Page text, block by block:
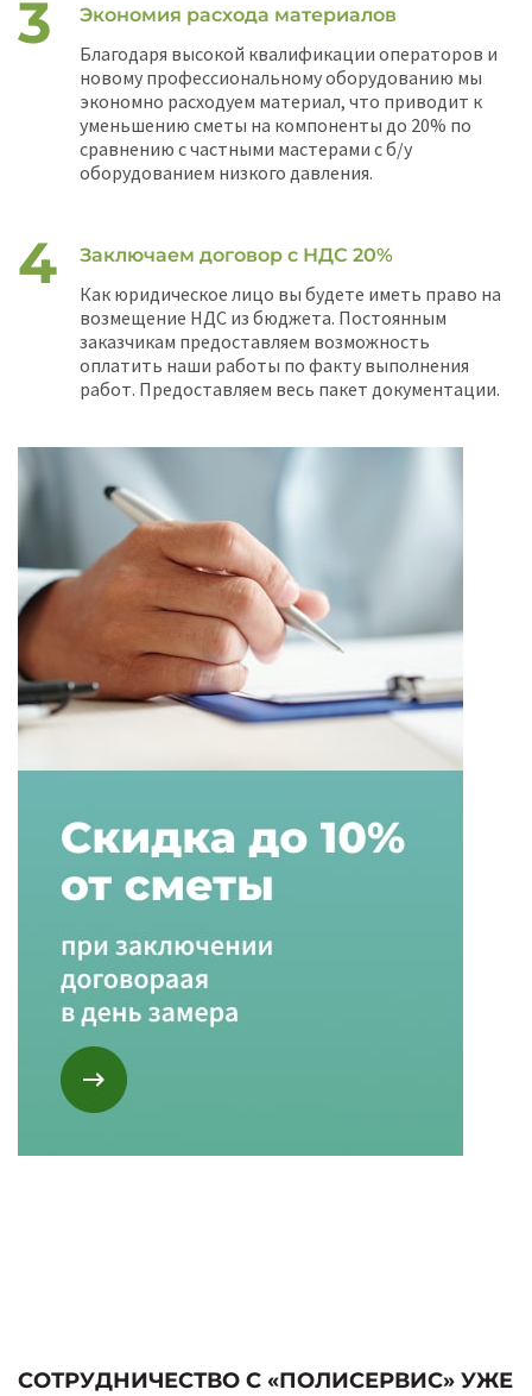
Экономия расхода материалов
Благодаря высокой квалификации операторов и
новому профессиональному оборудованию мы
экономно расходуем материал, что приводит к
уменьшению сметы на компоненты до 20% по
сравнению с частными мастерами с б/у
оборудованием низкого давления.
Заключаем договор с НДС 20%
Как юридическое лицо вы будете иметь право на
возмещение НДС из бюджета. Постоянным
заказчикам предоставляем возможность
оплатить наши работы по факту выполнения
работ. Предоставляем весь пакет документации.
СОТРУДНИЧЕСТВО С «ПОЛИСЕРВИС» УЖЕ